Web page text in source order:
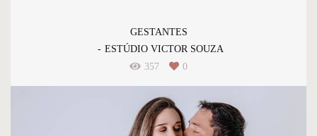
GESTANTES
ESTÚDIO VICTOR SOUZA
357
0